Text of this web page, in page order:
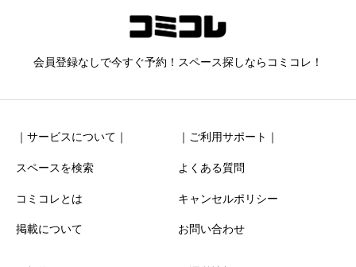
ニックネーム 任意
清潔感
会員登録なしで今すぐ予約！スペース探しならコミコレ！
｜サービスについて｜
スペースを検索
コミコレとは
掲載について
｜ご利用サポート｜
よくある質問
キャンセルポリシー
お問い合わせ